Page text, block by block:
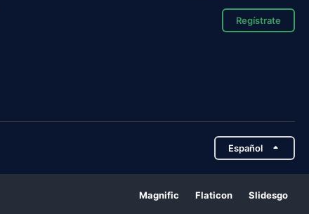
Regístrate
Español
Magnific Flaticon Slidesgo